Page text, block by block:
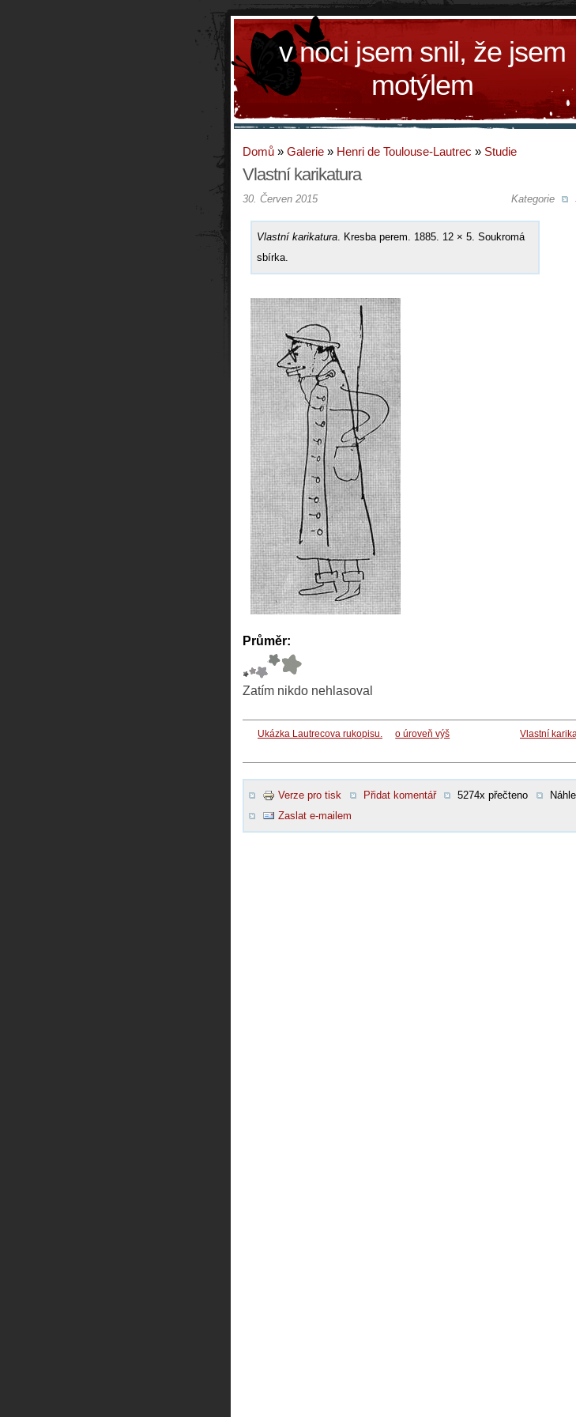
v noci jsem snil, že jsem
motýlem
Domů » Galerie » Henri de Toulouse-Lautrec » Studie
Vlastní karikatura
Kategorie
30. Červen 2015
Vlastní karikatura . Kresba perem. 1885. 12 × 5. Soukromá
sbírka.
Průměr:
Zatím nikdo nehlasoval
Ukázka Lautrecova rukopisu. o úroveň výš Vlastní
Verze pro tisk Přidat komentář 5274x přečteno
Zaslat e-mailem